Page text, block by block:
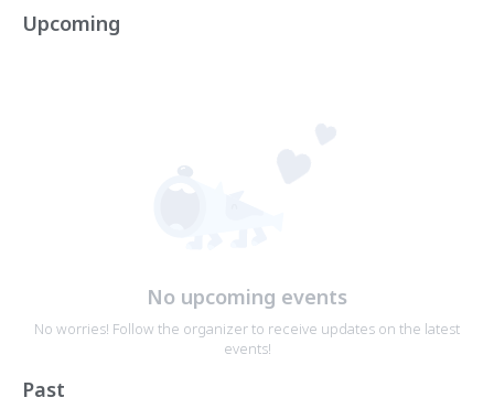
Upcoming
No upcoming events
No worries! Follow the organizer to receive updates on the latest
events!
Past